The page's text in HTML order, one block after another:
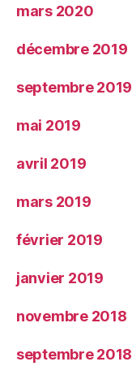
mars 2020
décembre 2019
septembre 2019
mai 2019
avril 2019
mars 2019
février 2019
janvier 2019
novembre 2018
septembre 2018